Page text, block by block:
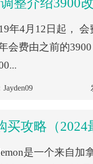
整介绍3900
年4月12日起，
会费由之前的
买攻略（2024
是一个来自加